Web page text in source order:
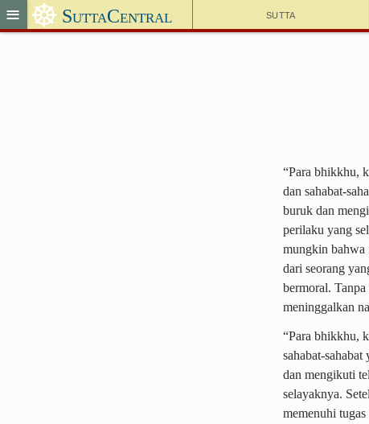
Sutta
≡ ☸ SuttaCentral
“Para bhikkhu,
dan sahabat-
buruk dan
perilaku yang
mungkin bahwa
dari seorang
bermoral.
meninggalkan
“Para bhikkhu,
sahabat-
dan mengikuti
selayaknya.
memenuhi